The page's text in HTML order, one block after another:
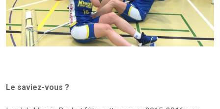
Le saviez-vous ?